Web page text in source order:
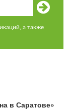
а также
в Саратове»